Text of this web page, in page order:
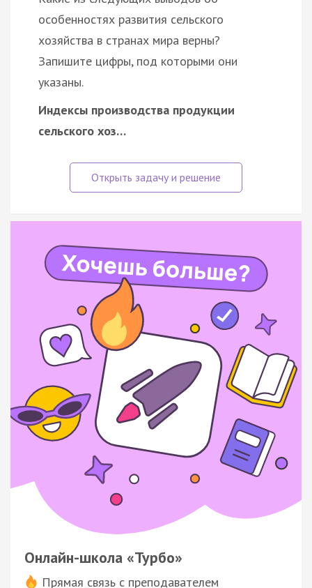
особенностях развития сельского
хозяйства в странах мира верны?
Запишите цифры, под которыми они
указаны.
Индексы производства продукции
сельского хоз…
Онлайн-школа «Турбо»
Прямая связь с преподавателем